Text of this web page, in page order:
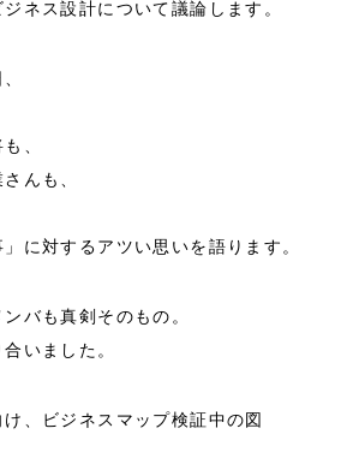
ネス設計について議論します。
、
んも、
に対するアツい思いを語ります。
バも真剣そのもの。
いました。
、ビジネスマップ検証中の図